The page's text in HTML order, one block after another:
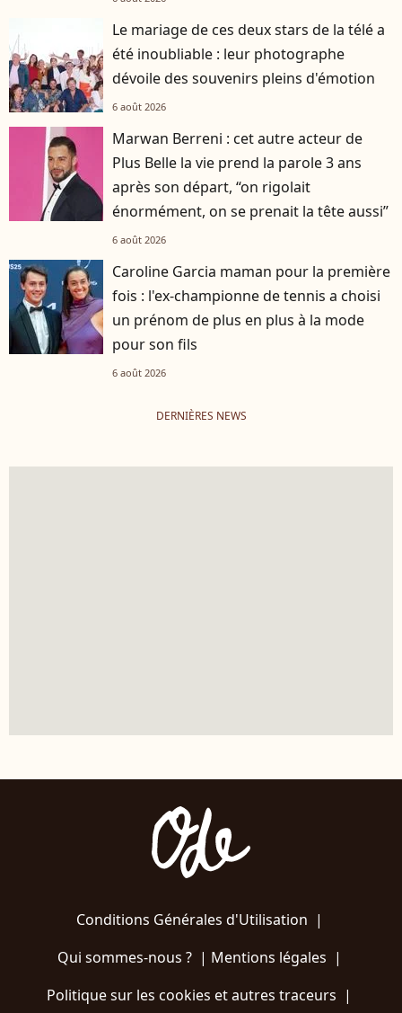
Le mariage de ces deux stars de la télé a
été inoubliable : leur photographe
dévoile des souvenirs pleins d'émotion
6 août 2026
Marwan Berreni : cet autre acteur de
Plus Belle la vie prend la parole 3 ans
après son départ, “on rigolait
énormément, on se prenait la tête aussi”
6 août 2026
Caroline Garcia maman pour la première
fois : l'ex-championne de tennis a choisi
un prénom de plus en plus à la mode
pour son fils
6 août 2026
DERNIÈRES NEWS
Conditions Générales d'Utilisation |
Qui sommes-nous ?| Mentions légales |
Politique sur les cookies et autres traceurs |